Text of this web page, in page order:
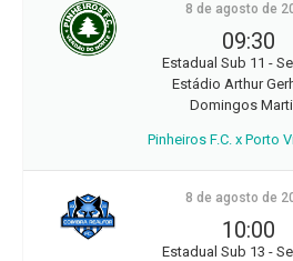
8 de agosto de
09:30
Estadual Sub 11 -
Estádio Arthur
Domingos
Pinheiros F.C. x Porto
8 de agosto de
10:00
Estadual Sub 13 -